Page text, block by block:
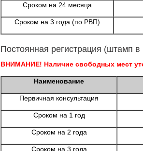
Сроком на 24 месяца
Сроком на 3 года (по РВП)
Постоянная регистрация (штамп в
ВНИМАНИЕ! Наличие свободных мест
Наименование
Первичная консультация
Сроком на 1 год
Сроком на 2 года
Сроком на 3 года